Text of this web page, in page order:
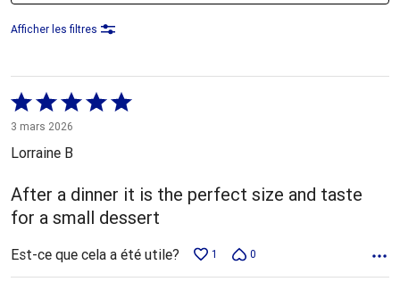
Afficher les filtres
Coté
5 sur
5
3 mars 2026
Lorraine B
After a dinner it is the perfect size and taste
for a small dessert
Est-ce que cela a été utile? 1 0